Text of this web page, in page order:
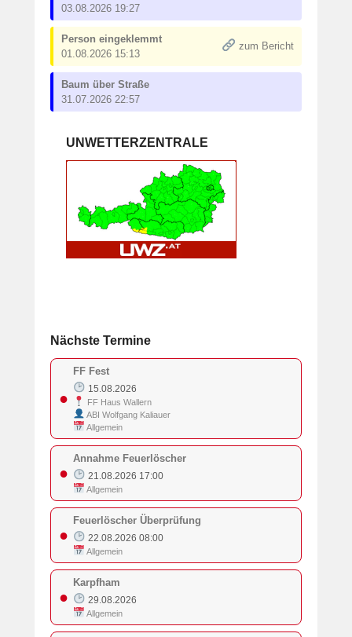
03.08.2026 19:27
Person eingeklemmt
01.08.2026 15:13
zum Bericht
Baum über Straße
31.07.2026 22:57
UNWETTERZENTRALE
Nächste Termine
●
FF Fest
15.08.2026
FF Haus Wallern
ABI Wolfgang Kaliauer
Allgemein
●
Annahme Feuerlöscher
21.08.2026 17:00
Allgemein
●
Feuerlöscher Überprüfung
22.08.2026 08:00
Allgemein
●
Karpfham
29.08.2026
Allgemein